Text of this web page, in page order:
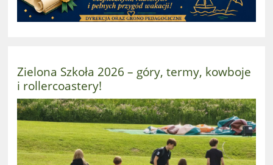
Zielona Szkoła 2026 – góry, termy, kowboje
i rollercoastery!